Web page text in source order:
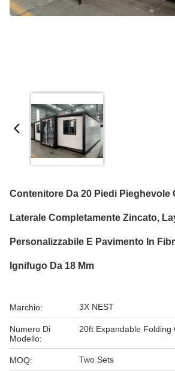
Contenitore Da 20 Piedi Pieghevole
Laterale Completamente Zincato,
Personalizzabile E Pavimento In
Ignifugo Da 18 Mm
Marchio: 3X NEST
Numero Di
Modello:
20ft Expandable Folding
MOQ: Two Sets